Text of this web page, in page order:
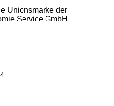
Unionsmarke der
Service GmbH